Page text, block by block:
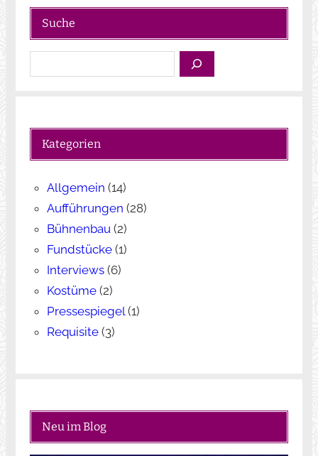
Suche
u
n
Kategorien
Allgemein (14)
Aufführungen (28)
Bühnenbau(2)
Fundstücke(1)
Interviews(6)
Kostüme(2)
Pressespiegel(1)
Requisite(3)
Neu im Blog